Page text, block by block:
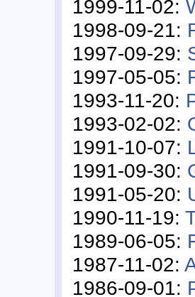
1999-11-02:
1998-09-21:
1997-09-29:
1997-05-05:
1993-11-20:
1993-02-02:
1991-10-07:
1991-09-30:
1991-05-20:
1990-11-19:
1989-06-05:
1987-11-02:
1986-09-01: